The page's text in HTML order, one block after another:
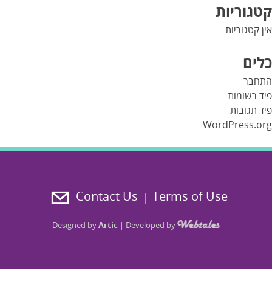
קטגוריות
אין קטגוריות
כלים
התחבר
פיד רשומות
פיד תגובות
WordPress.org
Terms of Use
|
Contact Us
Designed byArtic | Developed by